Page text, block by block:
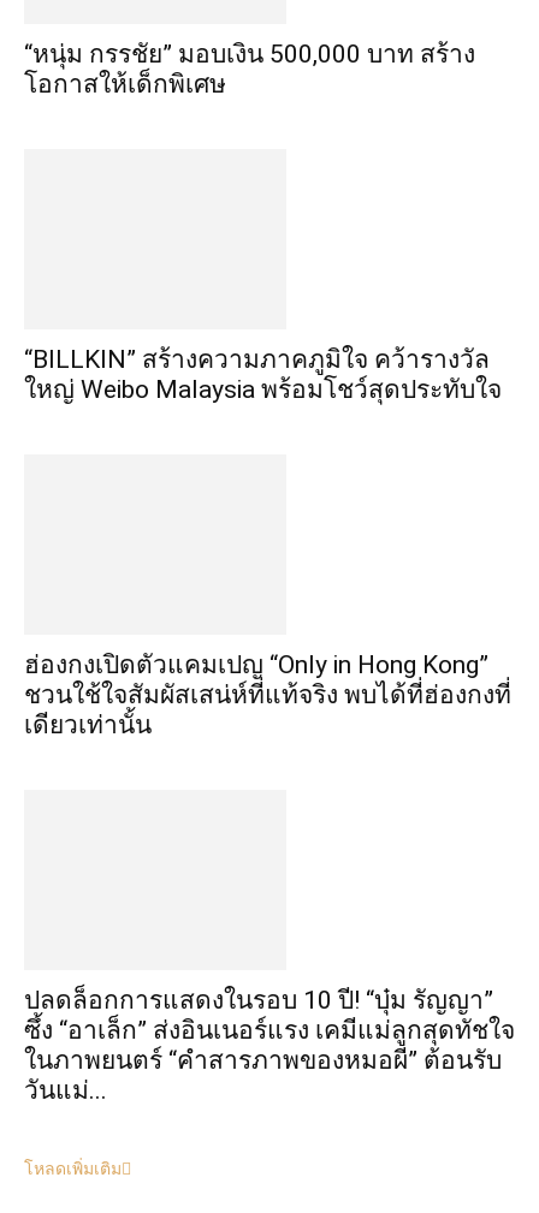
“หนุ่ม กรรชัย” มอบเงิน 500,000 บาท สร้าง
โอกาสให้เด็กพิเศษ
“BILLKIN” สร้างความภาคภูมิใจ คว้ารางวัล
ใหญ่ Weibo Malaysia พร้อมโชว์สุดประทับใจ
ฮ่องกงเปิดตัวแคมเปญ “Only in Hong Kong”
ชวนใช้ใจสัมผัสเสน่ห์ที่แท้จริง พบได้ที่ฮ่องกงที่
เดียวเท่านั้น
ปลดล็อกการแสดงในรอบ 10 ปี! “บุ๋ม รัญญา”
ซึ้ง “อาเล็ก” ส่งอินเนอร์แรง เคมีแม่ลูกสุดทัชใจ
ในภาพยนตร์ “คำสารภาพของหมอผี” ต้อนรับ
วันแม่...
โหลดเพิ่มเติม